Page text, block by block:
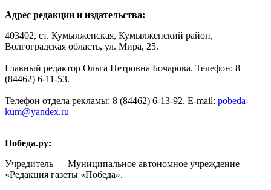
Адрес редакции и издательства:
403402, ст. Кумылженская, Кумылженский район,
Волгоградская область, ул. Мира, 25.
Главный редактор Ольга Петровна Бочарова. Телефон: 8
(84462) 6-11-53.
Телефон отдела рекламы: 8 (84462) 6-13-92. E-mail: pobeda-
kum@yandex.ru
Победа.ру:
Учредитель — Муниципальное автономное учреждение
«Редакция газеты «Победа».